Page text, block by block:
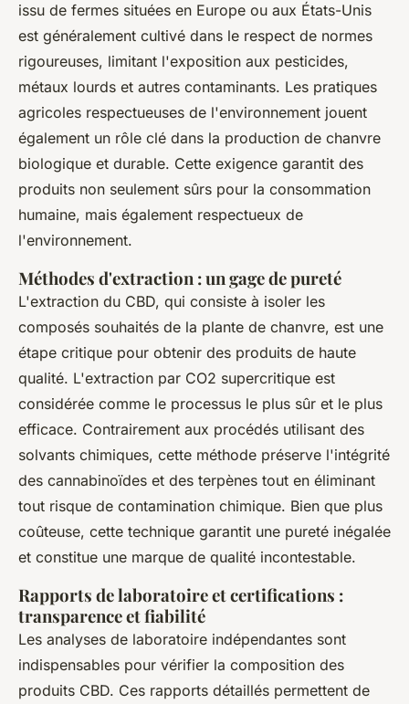
issu de fermes situées en Europe ou aux États-Unis
est généralement cultivé dans le respect de normes
rigoureuses, limitant l'exposition aux pesticides,
métaux lourds et autres contaminants. Les pratiques
agricoles respectueuses de l'environnement jouent
également un rôle clé dans la production de chanvre
biologique et durable. Cette exigence garantit des
produits non seulement sûrs pour la consommation
humaine, mais également respectueux de
l'environnement.
Méthodes d'extraction : un gage de pureté
L'extraction du CBD, qui consiste à isoler les
composés souhaités de la plante de chanvre, est une
étape critique pour obtenir des produits de haute
qualité. L'extraction par CO2 supercritique est
considérée comme le processus le plus sûr et le plus
efficace. Contrairement aux procédés utilisant des
solvants chimiques, cette méthode préserve l'intégrité
des cannabinoïdes et des terpènes tout en éliminant
tout risque de contamination chimique. Bien que plus
coûteuse, cette technique garantit une pureté inégalée
et constitue une marque de qualité incontestable.
Rapports de laboratoire et certifications :
transparence et fiabilité
Les analyses de laboratoire indépendantes sont
indispensables pour vérifier la composition des
produits CBD. Ces rapports détaillés permettent de